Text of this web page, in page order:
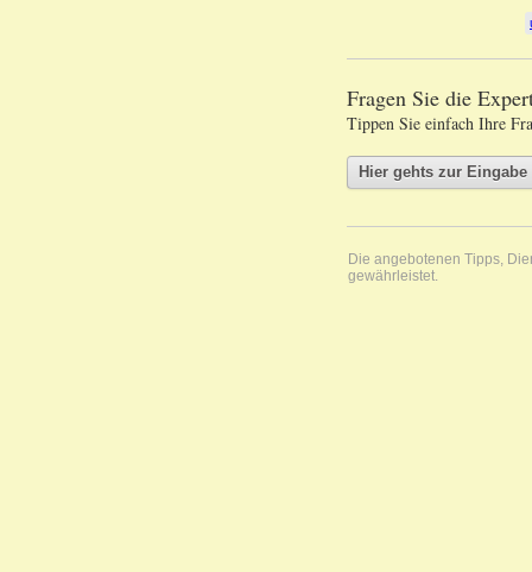
Fragen Sie die
Tippen Sie einfach Ihre
Die angebotenen Tipps,
gewährleistet.